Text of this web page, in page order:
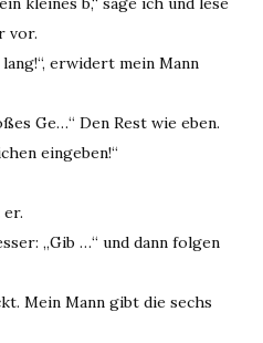
vor.
erwidert mein Mann
Ge…“ Den Rest wie eben.
eingeben!“
er.
„Gib …“ und dann folgen
Mein Mann gibt die sechs